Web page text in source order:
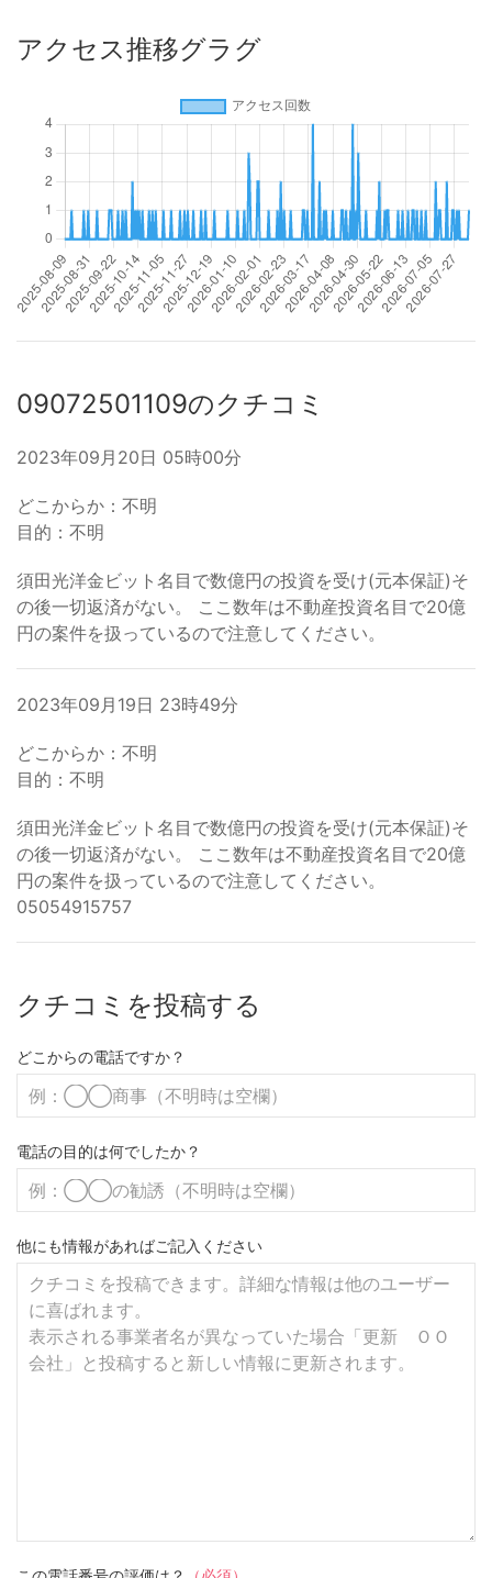
アクセス推移グラグ
09072501109のクチコミ
2023年09月20日 05時00分
どこからか：不明
目的：不明
須田光洋金ビット名目で数億円の投資を受け(元本保証)そ
の後一切返済がない。 ここ数年は不動産投資名目で20億
円の案件を扱っているので注意してください。
2023年09月19日 23時49分
どこからか：不明
目的：不明
須田光洋金ビット名目で数億円の投資を受け(元本保証)そ
の後一切返済がない。 ここ数年は不動産投資名目で20億
円の案件を扱っているので注意してください。
05054915757
クチコミを投稿する
どこからの電話ですか？
電話の目的は何でしたか？
他にも情報があればご記入ください